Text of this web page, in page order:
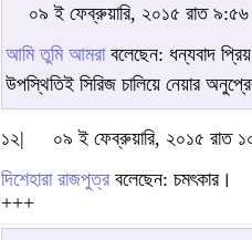
০৯ ই ফেব্রুয়ারি, ২০১৫ রাত ৯:৫৬
আমি তুমি আমরাবলেছেন: ধন্যবাদ
উপস্থিতিই সিরিজ চালিয়ে নেয়ার
১২|
০৯ ই ফেব্রুয়ারি, ২০১৫ রাত
দিশেহারা রাজপুত্র বলেছেন: চমৎকার।
+++